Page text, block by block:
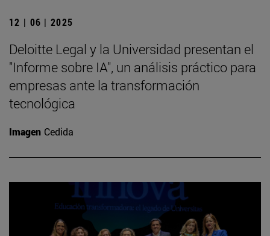
12 | 06 | 2025
Deloitte Legal y la Universidad presentan el
"Informe sobre IA", un análisis práctico para
empresas ante la transformación
tecnológica
Imagen Cedida